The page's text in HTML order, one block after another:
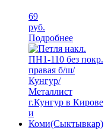
69
руб.
Подробнее